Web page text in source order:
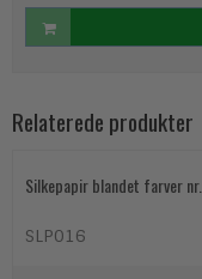
Relaterede produkter
Silkepapir blandet farver
SLP016